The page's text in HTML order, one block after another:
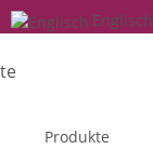
Englisch
Produkte